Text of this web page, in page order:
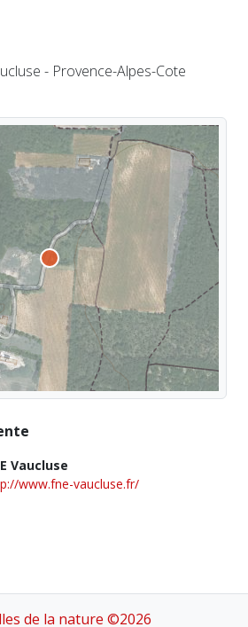
- Provence-Alpes-Cote
Vaucluse
www.fne-vaucluse.fr/
de la nature ©2026